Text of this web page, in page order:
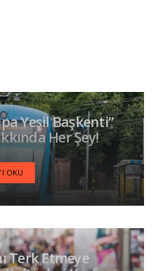
Yeşil Başkenti”
Her Şey!
OKU
Terk Etmeye